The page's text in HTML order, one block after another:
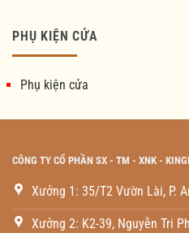
PHỤ KIỆN CỬA
Phụ kiện cửa
CÔNG TY CỔ PHẦN SX - TM - XNK -
Xưởng 1: 35/T2 Vườn Lài, P.
Xưởng 2: K2-39, Nguyễn Tri